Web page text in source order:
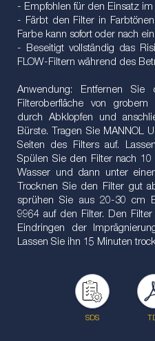
- Empfohlen für den Einsatz im
- Färbt den Filter in
Farbe kann sofort oder nach
- Beseitigt vollständig das
FLOW-Filtern während des
Anwendung: Entfernen
Filteroberfläche von
durch Abklopfen und
Bürste. Tragen Sie MANNOL
Seiten des Filters auf.
Spülen Sie den Filter nach
Wasser und dann unter
Trocknen Sie den Filter gut
sprühen Sie aus 20-30 cm
9964 auf den Filter. Den
Eindringen der
Lassen Sie ihn 15 Minuten
SDS